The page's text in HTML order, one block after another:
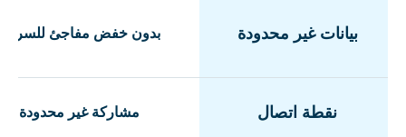
بيانات غير محدودة بدون خفض مفاجئ
نقطة اتصال مشاركة غير محدودة